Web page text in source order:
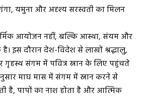
यमुना और अदृश्य सरस्वती का मिलन
आयोजन नहीं, बल्कि आस्था, संयम और
इस दौरान देश-विदेश से लाखों श्रद्धालु,
संगम में पवित्र स्नान के लिए पहुंचते
माघ मास में संगम में स्नान करने से
है, पापों का नाश होता है और आत्मिक